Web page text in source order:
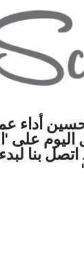
أداء
اليوم على
بنا